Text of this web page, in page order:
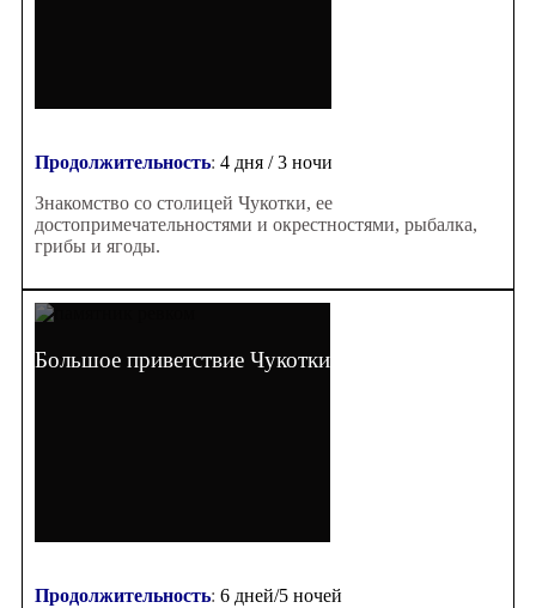
Продолжительность: 4 дня / 3 ночи
Знакомство со столицей Чукотки, ее
достопримечательностями и окрестностями, рыбалка,
грибы и ягоды.
Большое приветствие Чукотки
Продолжительность: 6 дней/5 ночей